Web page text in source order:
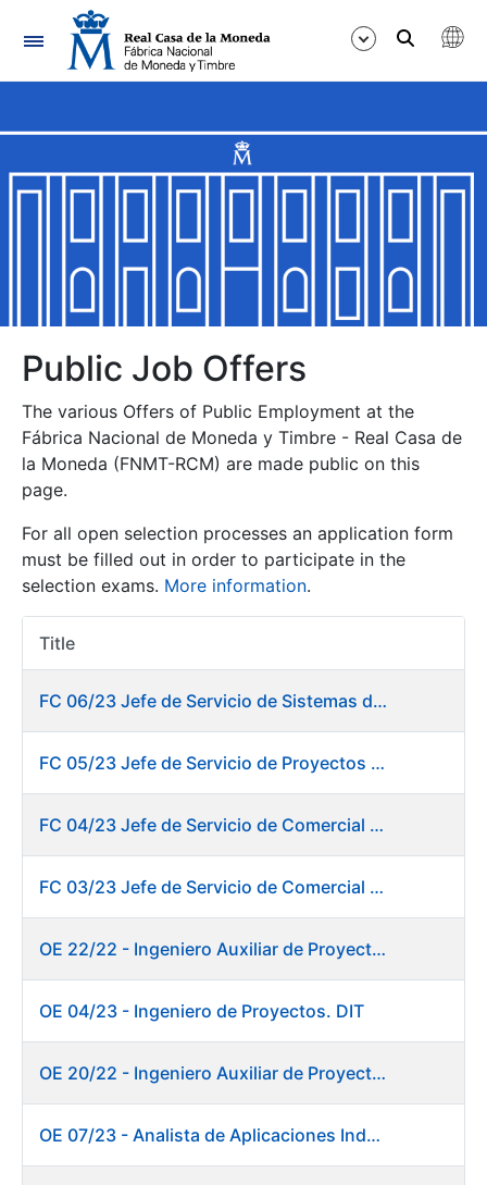
Navigation
Show/Hide
Show/Hide
Show/Hide
Show/Hide
Show/Hide
Show/Hide
Show/Hide
Public Job Offers
The various Offers of Public Employment at the
Fábrica Nacional de Moneda y Timbre - Real Casa de
la Moneda (FNMT-RCM) are made public on this
page.
For all open selection processes an application form
must be filled out in order to participate in the
selection exams. More information.
Title
Item
FC 06/23 Jefe de Servicio de Sistemas de Información de Fábrica de Papel
FC 05/23 Jefe de Servicio de Proyectos Digitales
FC 04/23 Jefe de Servicio de Comercial de Productos Gráficos
FC 03/23 Jefe de Servicio de Comercial de Documentos de Identificación y Tarjetas y Servicios Digitales
OE 22/22 - Ingeniero Auxiliar de Proyectos. DIT
OE 04/23 - Ingeniero de Proyectos. DIT
OE 20/22 - Ingeniero Auxiliar de Proyectos. Informática
OE 07/23 - Analista de Aplicaciones Industriales